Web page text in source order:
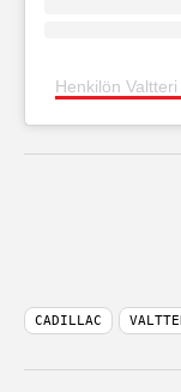
Henkilön
CADILLAC